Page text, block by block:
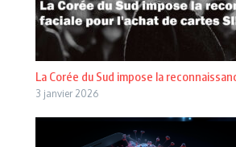
La Corée du Sud impose la
3 janvier 2026